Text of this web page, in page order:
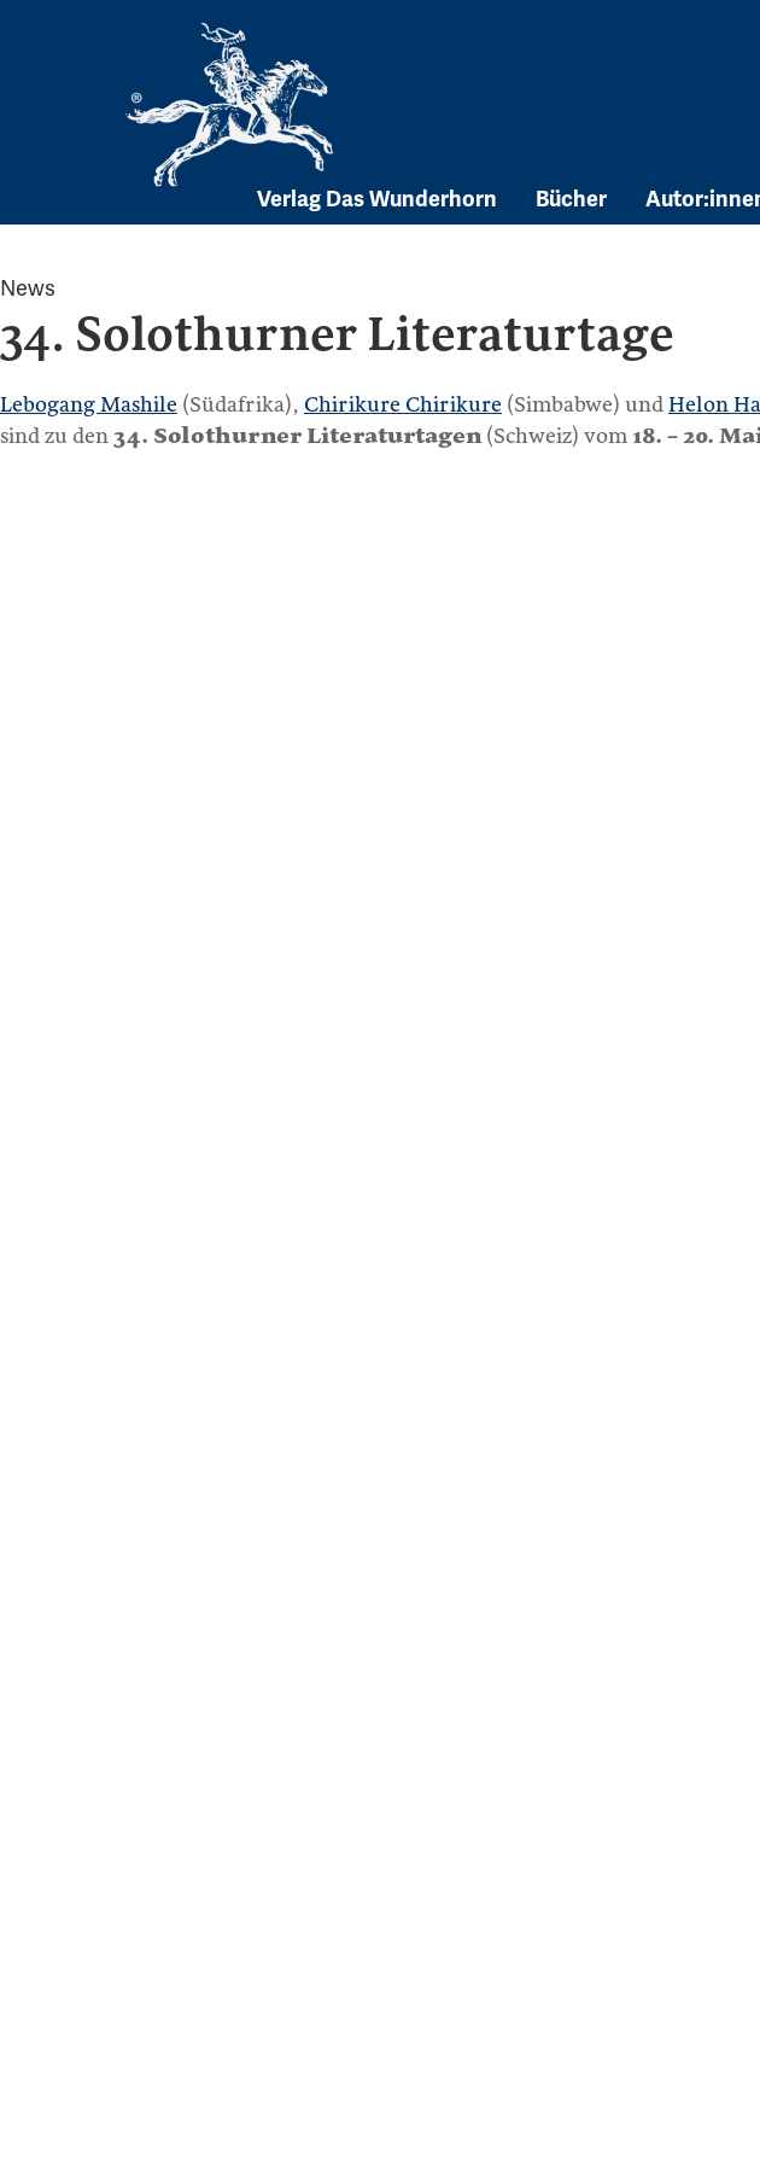
Verlag Das Wunderhorn Bücher
News
34. Solothurner Literaturtage
Lebogang Mashile (Südafrika), Chirikure Chirikure (Simbabwe) und Helon
sind zu den 34. Solothurner Literaturtagen (Schweiz) vom 18. – 20.